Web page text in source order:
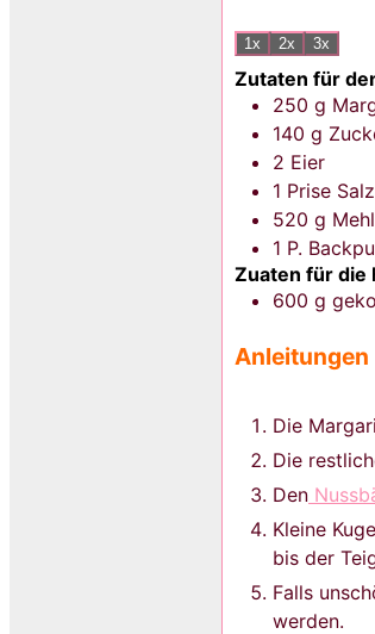
1x 2x 3x
Zutaten für
250 g
140 g
2 Eier
1 Prise Salz
520 g Mehl
1 P.
Zuaten für die
600 g
Anleitungen
Die
Die
Den
Kleine
bis der
Falls
werden.